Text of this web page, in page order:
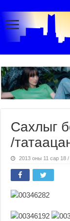
Сахлыг
/
2013 оны 11 сар 18